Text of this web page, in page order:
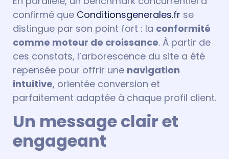
confirmé que Conditionsgenerales.fr se
distingue par son point fort : la conformité
comme moteur de croissance. À partir de
ces constats, l’arborescence du site a été
repensée pour offrir une navigation
intuitive, orientée conversion et
parfaitement adaptée à chaque profil client.
Un message clair et
engageant